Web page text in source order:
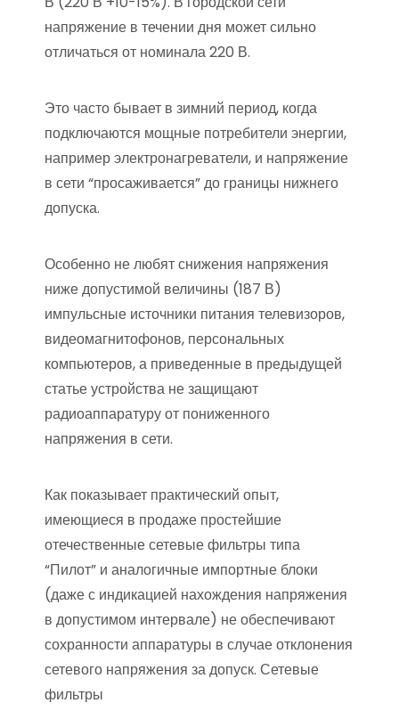
напряжение в течении дня может сильно
отличаться от номинала 220 В.
Это часто бывает в зимний период, когда
подключаются мощные потребители энергии,
например электронагреватели, и напряжение
в сети “просаживается” до границы нижнего
допуска.
Особенно не любят снижения напряжения
ниже допустимой величины (187 В)
импульсные источники питания телевизоров,
видеомагнитофонов, персональных
компьютеров, а приведенные в предыдущей
статье устройства не защищают
радиоаппаратуру от пониженного
напряжения в сети.
Как показывает практический опыт,
имеющиеся в продаже простейшие
отечественные сетевые фильтры типа
“Пилот” и аналогичные импортные блоки
(даже с индикацией нахождения напряжения
в допустимом интервале) не обеспечивают
сохранности аппаратуры в случае отклонения
сетевого напряжения за допуск. Сетевые
фильтры